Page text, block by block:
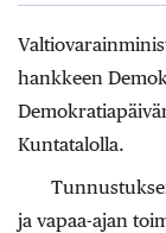
hankkeen
Kuntatalolla.
ja vapaa-ajan